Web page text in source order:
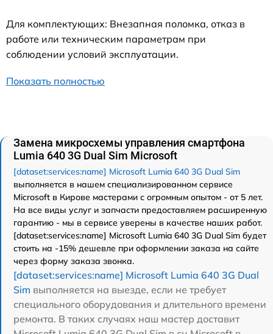
Для комплектующих: Внезапная поломка, отказ в
работе или техническим параметрам при
соблюдении условий эксплуатации.
Показать полностью
Замена микросхемы управления смартфона
Lumia 640 3G Dual Sim Microsoft
[dataset:services:name] Microsoft Lumia 640 3G Dual Sim
выполняется в нашем специализированном сервисе
Microsoft в Кирове мастерами с огромным опытом - от 5 лет.
На все виды услуг и запчасти предоставляем расширенную
гарантию - мы в сервисе уверены в качестве наших работ.
[dataset:services:name] Microsoft Lumia 640 3G Dual Sim будет
стоить на -15% дешевле при оформлении заказа на сайте
через форму заказа звонка.
[dataset:services:name] Microsoft Lumia 640 3G Dual
Sim выполняется на выезде, если не требует
специального оборудования и длительного времени
ремонта. В таких случаях наш мастер доставит